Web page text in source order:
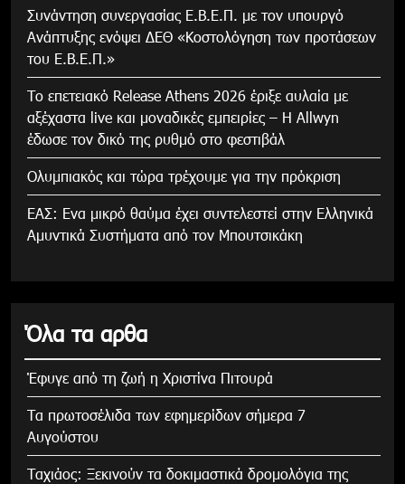
Συνάντηση συνεργασίας Ε.Β.Ε.Π. με τον υπουργό
Ανάπτυξης ενόψει ΔΕΘ «Κοστολόγηση των προτάσεων
του Ε.Β.Ε.Π.»
Το επετειακό Release Athens 2026 έριξε αυλαία με
αξέχαστα live και μοναδικές εμπειρίες – Η Allwyn
έδωσε τον δικό της ρυθμό στο φεστιβάλ
Ολυμπιακός και τώρα τρέχουμε για την πρόκριση
ΕΑΣ: Ενα μικρό θαύμα έχει συντελεστεί στην Ελληνικά
Αμυντικά Συστήματα από τον Μπουτσικάκη
Όλα τα αρθα
Έφυγε από τη ζωή η Χριστίνα Πιτουρά
Τα πρωτοσέλιδα των εφημερίδων σήμερα 7
Αυγούστου
Tαχιάος: Ξεκινούν τα δοκιμαστικά δρομολόγια της